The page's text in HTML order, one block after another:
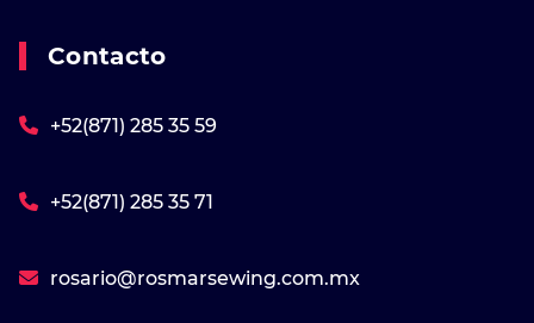
Contacto
+52(871) 285 35 59
+52(871) 285 35 71
rosario@rosmarsewing.com.mx